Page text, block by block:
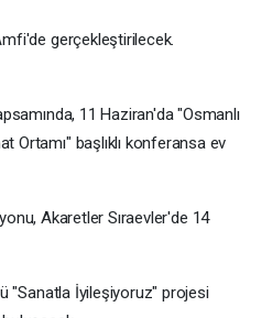
gerçekleştirilecek.
11 Haziran'da "Osmanlı
Ortamı" başlıklı konferansa ev
Akaretler Sıraevler'de 14
"Sanatla İyileşiyoruz" projesi